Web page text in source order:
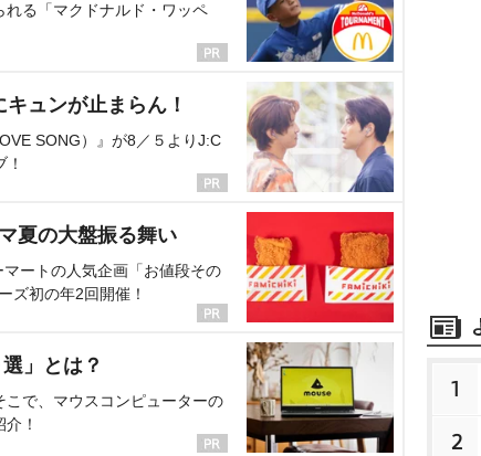
る「マクドナルド・ワッペ
ュンが止まらん！
SONG）』が8／５よりJ:C
夏の大盤振る舞い
ートの人気企画「お値段その
ズ初の年2回開催！
」とは？
で、マウスコンピューターの
！
1
2